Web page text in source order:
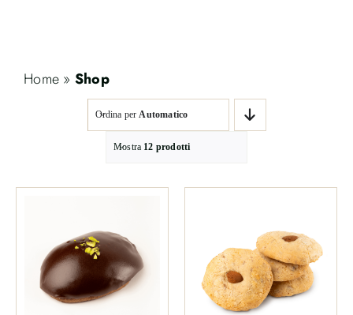
Home » Shop
Ordina perAutomatico
Mostra 12 prodotti